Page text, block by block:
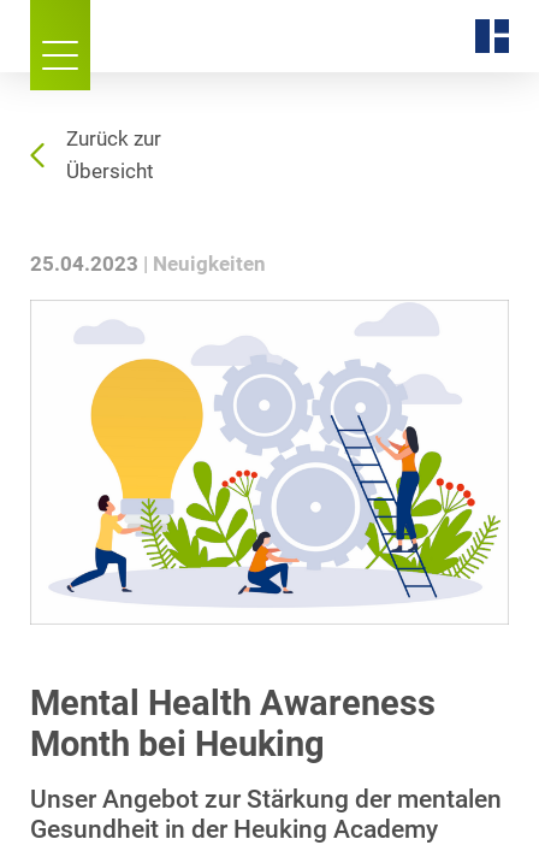
Zurück zur
Übersicht
25.04.2023 Neuigkeiten
Mental Health Awareness
Month bei Heuking
Unser Angebot zur Stärkung der mentalen
Gesundheit in der Heuking Academy